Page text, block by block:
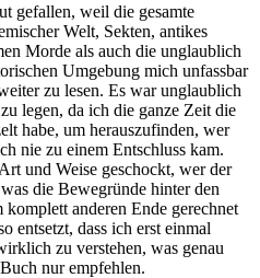
gefallen, weil die gesamte
Welt, Sekten, antikes
Morde als auch die unglaublich
Umgebung mich unfassbar
zu lesen. Es war unglaublich
legen, da ich die ganze Zeit die
habe, um herauszufinden, wer
nie zu einem Entschluss kam.
und Weise geschockt, wer der
die Bewegründe hinter den
anderen Ende gerechnet
entsetzt, dass ich erst einmal
zu verstehen, was genau
nur empfehlen.